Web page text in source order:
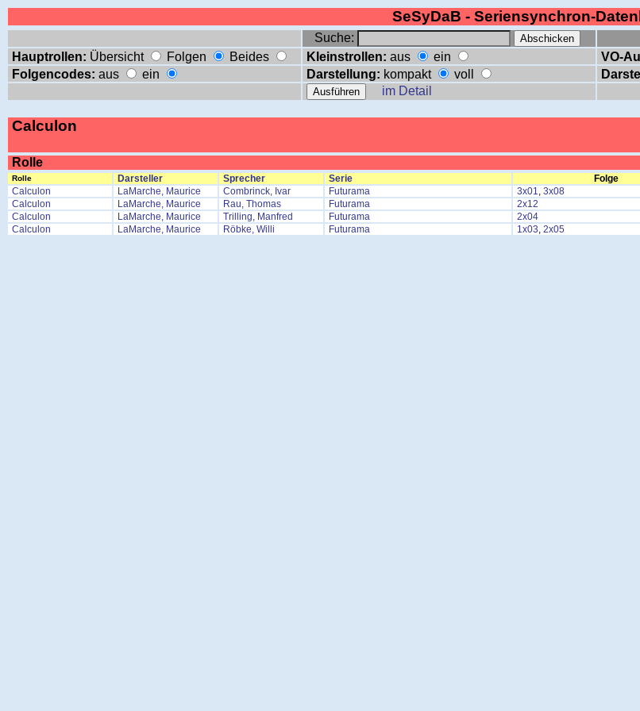
SeSyDaB - Seriensynchron-
Suche:
Hauptrollen: Übersicht Folgen Beides Kleinstrollen: aus ein VO-
Folgencodes: aus ein Darstellung: kompakt voll
im Detail
Calculon
Rolle
Rolle Darsteller Sprecher Serie Folge
Calculon
LaMarche, Maurice Combrinck, Ivar Futurama 3x01, 3x08
Calculon
LaMarche, Maurice Rau, Thomas Futurama 2x12
Calculon
LaMarche, Maurice Trilling, Manfred Futurama 2x04
Calculon
LaMarche, Maurice Röbke, Willi Futurama 1x03, 2x05